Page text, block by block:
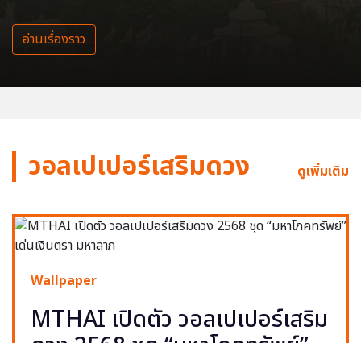
อ่านเรื่องราว
วอลเปเปอร์เสริมดวง ดูเพิ่มเติม
Wallpaper
MTHAI เปิดตัว วอลเปเปอร์เสริม